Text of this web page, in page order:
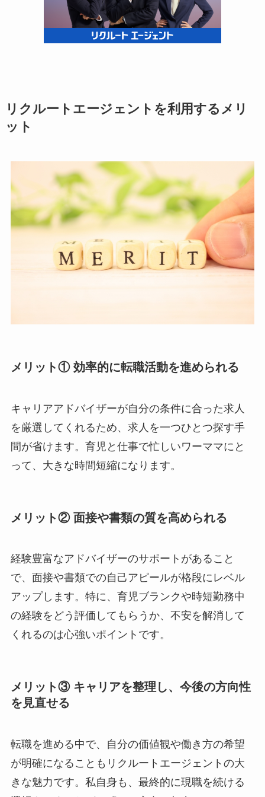
リクルートエージェントを利用するメリ
ット
メリット① 効率的に転職活動を進められる
キャリアアドバイザーが自分の条件に合った求人
を厳選してくれるため、求人を一つひとつ探す手
間が省けます。育児と仕事で忙しいワーママにと
って、大きな時間短縮になります。
メリット② 面接や書類の質を高められる
経験豊富なアドバイザーのサポートがあること
で、面接や書類での自己アピールが格段にレベル
アップします。特に、育児ブランクや時短勤務中
の経験をどう評価してもらうか、不安を解消して
くれるのは心強いポイントです。
メリット③ キャリアを整理し、今後の方向性
を見直せる
転職を進める中で、自分の価値観や働き方の希望
が明確になることもリクルートエージェントの大
きな魅力です。私自身も、最終的に現職を続ける